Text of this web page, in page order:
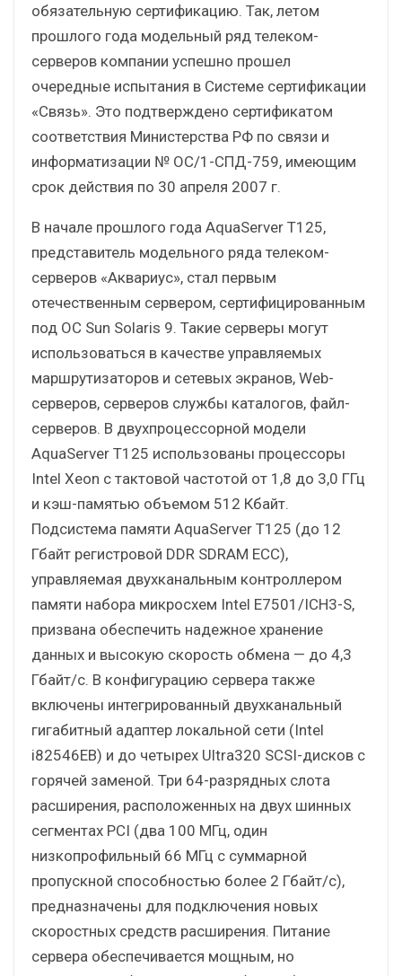
обязательную сертификацию. Так, летом
прошлого года модельный ряд телеком-
серверов компании успешно прошел
очередные испытания в Системе сертификации
«Связь». Это подтверждено сертификатом
соответствия Министерства РФ по связи и
информатизации № ОС/1-СПД-759, имеющим
срок действия по 30 апреля 2007 г.
В начале прошлого года AquaServer T125,
представитель модельного ряда телеком-
серверов «Аквариус», стал первым
отечественным сервером, сертифицированным
под ОС Sun Solaris 9. Такие серверы могут
использоваться в качестве управляемых
маршрутизаторов и сетевых экранов, Web-
серверов, серверов службы каталогов, файл-
серверов. В двухпроцессорной модели
AquaServer T125 использованы процессоры
Intel Xeon с тактовой частотой от 1,8 до 3,0 ГГц
и кэш-памятью объемом 512 Кбайт.
Подсистема памяти AquaServer Т125 (до 12
Гбайт регистровой DDR SDRAM ECC),
управляемая двухканальным контроллером
памяти набора микросхем Intel E7501/ICH3-S,
призвана обеспечить надежное хранение
данных и высокую скорость обмена — до 4,3
Гбайт/c. В конфигурацию сервера также
включены интегрированный двухканальный
гигабитный адаптер локальной сети (Intel
i82546EB) и до четырех Ultra320 SCSI-дисков с
горячей заменой. Три 64-разрядных слота
расширения, расположенных на двух шинных
сегментах PCI (два 100 МГц, один
низкопрофильный 66 МГц с суммарной
пропускной способностью более 2 Гбайт/с),
предназначены для подключения новых
скоростных средств расширения. Питание
сервера обеспечивается мощным, но